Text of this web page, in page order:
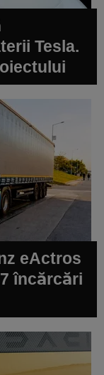
Tesla.
eActros
încărcări